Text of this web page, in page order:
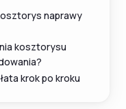
naprawy
kosztorysu
krok po kroku